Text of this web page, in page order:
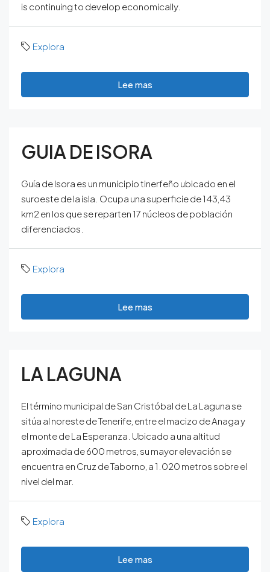
is continuing to develop economically.
Explora
Lee mas
GUIA DE ISORA
Guía de Isora es un municipio tinerfeño ubicado en el
suroeste de la isla. Ocupa una superficie de 143,43
km2 en los que se reparten 17 núcleos de población
diferenciados.
Explora
Lee mas
LA LAGUNA
El término municipal de San Cristóbal de La Laguna se
sitúa al noreste de Tenerife, entre el macizo de Anaga y
el monte de La Esperanza. Ubicado a una altitud
aproximada de 600 metros, su mayor elevación se
encuentra en Cruz de Taborno, a 1.020 metros sobre el
nivel del mar.
Explora
Lee mas